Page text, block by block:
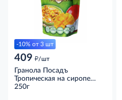
-10% от 3 шт
409 д/шт
Гранола Посадъ
Тропическая на сиропе
топинамбура без глютена,
250г